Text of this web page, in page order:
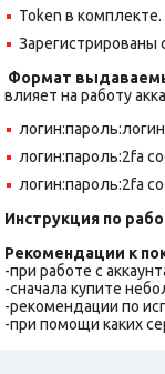
Token в комплекте.
Зарегистрированы
Формат
влияет на работу
логин:пароль:2fa
логин:пароль:2fa
Инструкция по
Рекомендации к
-при работе с
-сначала купите
-рекомендации по
-при помощи каких